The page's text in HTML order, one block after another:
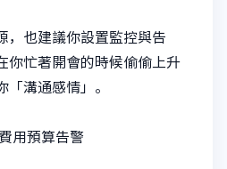
，也建議你設置監控與告
你忙著開會的時候偷偷上升
「溝通感情」。
費用預算告警